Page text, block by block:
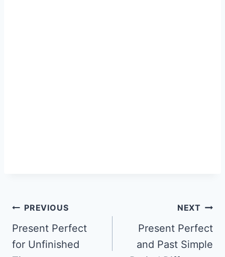
PREVIOUS
Present Perfect
for Unfinished
NEXT
Present Perfect
and Past Simple